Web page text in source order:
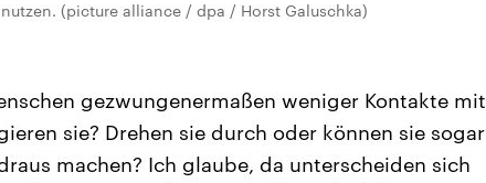
(picture alliance / dpa / Horst Galuschka)
gezwungenermaßen weniger Kontakte mit
sie? Drehen sie durch oder können sie sogar
machen? Ich glaube, da unterscheiden sich